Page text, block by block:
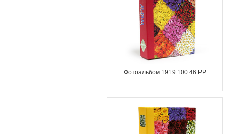
Фотоальбом 1919.100.46.PP